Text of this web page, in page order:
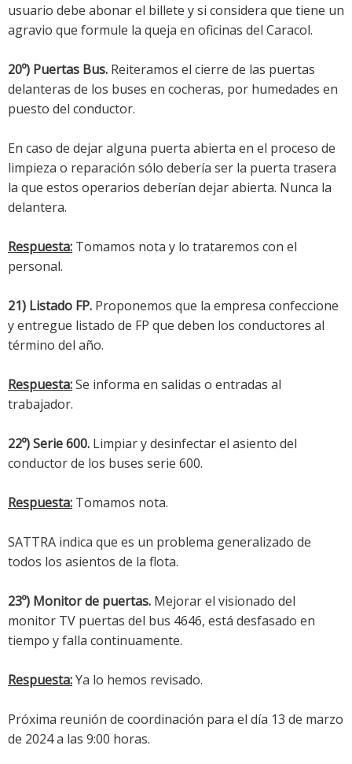
usuario debe abonar el billete y si considera que tiene un
agravio que formule la queja en oficinas del Caracol.
20º) Puertas Bus. Reiteramos el cierre de las puertas
delanteras de los buses en cocheras, por humedades en
puesto del conductor.
En caso de dejar alguna puerta abierta en el proceso de
limpieza o reparación sólo debería ser la puerta trasera
la que estos operarios deberían dejar abierta. Nunca la
delantera.
Respuesta: Tomamos nota y lo trataremos con el
personal.
21) Listado FP. Proponemos que la empresa confeccione
y entregue listado de FP que deben los conductores al
término del año.
Respuesta:Se informa en salidas o entradas al
trabajador.
22º) Serie 600. Limpiar y desinfectar el asiento del
conductor de los buses serie 600.
Respuesta: Tomamos nota.
SATTRA indica que es un problema generalizado de
todos los asientos de la flota.
23º) Monitor de puertas. Mejorar el visionado del
monitor TV puertas del bus 4646, está desfasado en
tiempo y falla continuamente.
Respuesta:Ya lo hemos revisado.
Próxima reunión de coordinación para el día 13 de marzo
de 2024 a las 9:00 horas.